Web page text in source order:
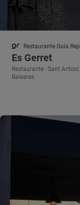
Restaurante Guía
Es Gerret
Restaurante · Sant
Baleares